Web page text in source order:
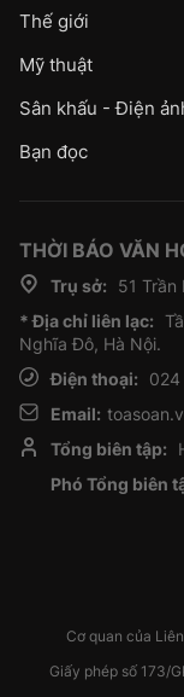
Thế giới
Mỹ thuật
Sân khấu - Điện
Bạn đọc
THỜI BÁO VĂN
Trụ sở:
51
* Địa chỉ liên lạc:
Nghĩa Đô, Hà Nội.
Điện thoại:
Email:
Tổng biên tập:
Phó Tổng biên
Cơ quan của
Giấy phép số 173/